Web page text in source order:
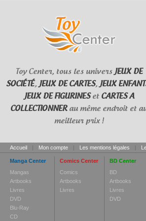
Toy Center, tous les univers JEUX DE
SOCIÉTÉ, JEUX DE CARTES, JEUX
JEUX DE FIGURINESet CARTES A
COLLECTIONNERau même endroit et
meilleur prix !
Accueil | Mon compte | Les mentions légales |
Manga Center
Mangas
Artbooks
Livres
DVD
Blu-Ray
CD
Comics Center
Comics
Artbooks
Livres
BD Center
BD
Artbooks
Livres
DVD